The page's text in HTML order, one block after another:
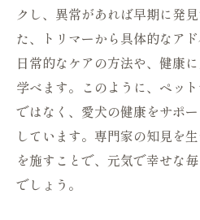
クし、異常があれば早期に発
た、トリマーから具体的なア
日常的なケアの方法や、健康
学べます。このように、ペッ
ではなく、愛犬の健康をサポ
しています。専門家の知見を
を施すことで、元気で幸せな
でしょう。